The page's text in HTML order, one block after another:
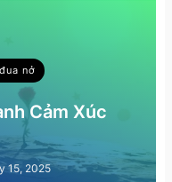
nở
Cảm Xúc
15, 2025